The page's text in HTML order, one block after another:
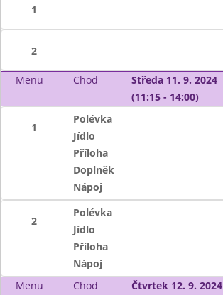
1
2
Menu Chod
Středa 11. 9. 2024
(11:15 - 14:00)
1
Polévka
Jídlo
Příloha
Doplněk
Nápoj
2
Polévka
Jídlo
Příloha
Nápoj
Menu
Chod
Čtvrtek 12. 9. 2024